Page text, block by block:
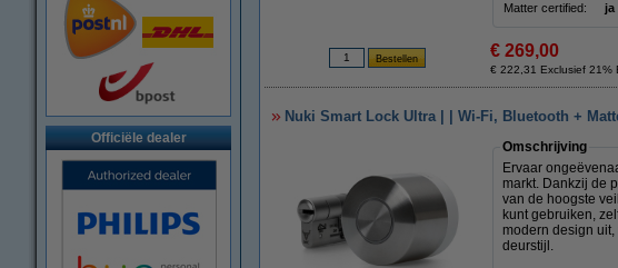
Officiële dealer
Matter certified:
ja
€ 269,00
€ 222,31 Exclusief 21%
Nuki Smart Lock Ultra | | Wi-Fi, Bluetooth +
Omschrijving
Ervaar
markt. Dankzij de
van de hoogste
kunt gebruiken,
modern design
deurstijl.